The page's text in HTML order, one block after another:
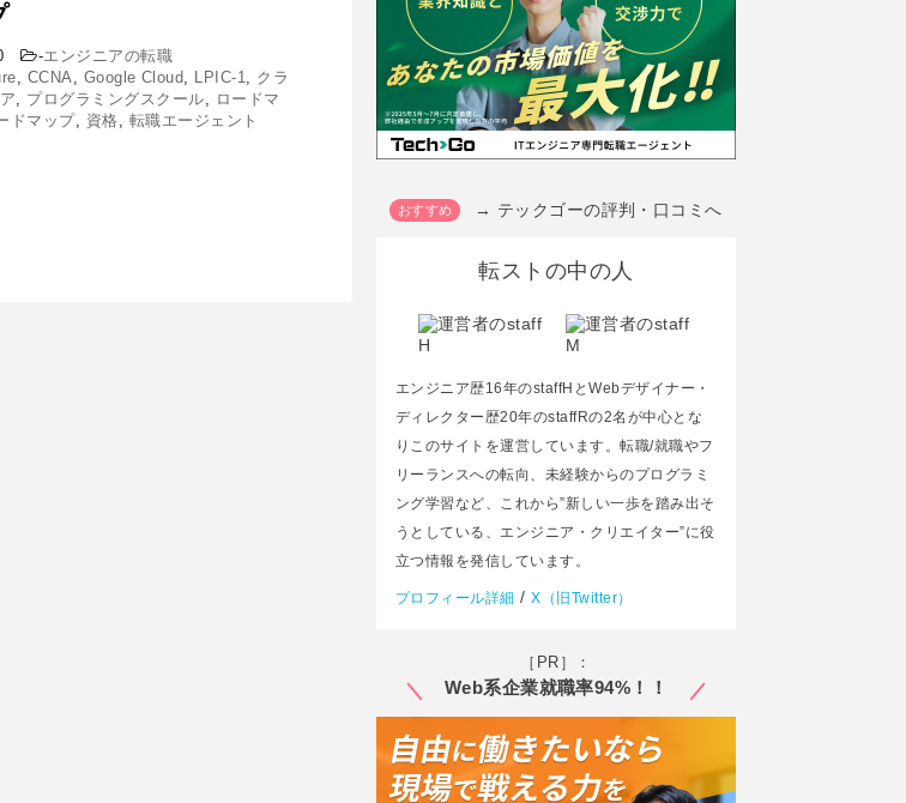
-エンジニアの転職
, CCNA, Google Cloud, LPIC-1, クラ
, プログラミングスクール, ロードマ
ドマップ, 資格, 転職エージェント
→ テックゴーの評判・口コミへ
転ストの中の人
エンジニア歴16年のstaffHとWebデザイナー・
ディレクター歴20年のstaffRの2名が中心とな
りこのサイトを運営しています。転職/就職やフ
リーランスへの転向、未経験からのプログラミ
ング学習など、これから”新しい一歩を踏み出そ
うとしている、エンジニア・クリエイター”に役
立つ情報を発信しています。
プロフィール詳細 /X（旧Twitter）
［PR］：
Web系企業就職率94%！！